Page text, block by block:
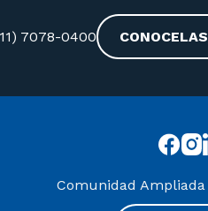
7078-0400 CONOCELAS
Comunidad Ampliada